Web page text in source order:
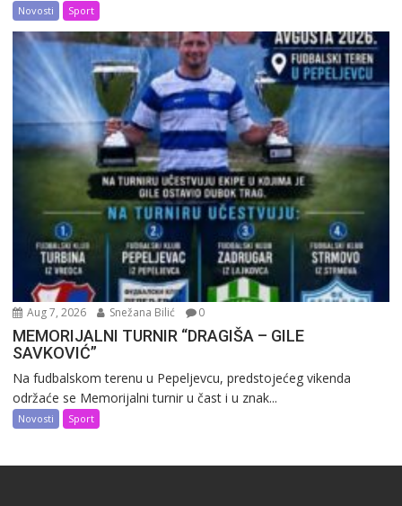
Novosti Sport
Aug 7, 2026 Snežana Bilić 0
MEMORIJALNI TURNIR “DRAGIŠA – GILE
SAVKOVIĆ”
Na fudbalskom terenu u Pepeljevcu, predstojećeg vikenda
održaće se Memorijalni turnir u čast i u znak...
Novosti Sport